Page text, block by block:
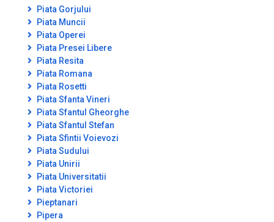
Piata Gorjului
Piata Muncii
Piata Operei
Piata Presei Libere
Piata Resita
Piata Romana
Piata Rosetti
Piata Sfanta Vineri
Piata Sfantul Gheorghe
Piata Sfantul Stefan
Piata Sfintii Voievozi
Piata Sudului
Piata Unirii
Piata Universitatii
Piata Victoriei
Pieptanari
Pipera